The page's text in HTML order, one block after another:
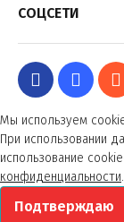
СОЦСЕТИ
Мы используем
При использовании
использование
конфиденциальности.
Подтверждаю